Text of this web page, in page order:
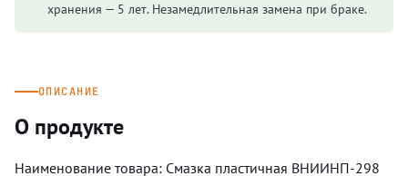
хранения — 5 лет. Незамедлительная замена при браке.
ОПИСАНИЕ
О продукте
Наименование товара: Смазка пластичная ВНИИНП-298